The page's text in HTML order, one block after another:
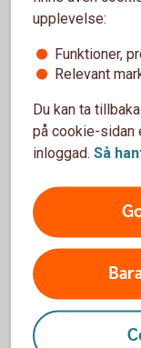
Så
SFDR
förhållanden.
MiFID /
lämpliga råd.
upplevelse:
Funktioner,
Relevant
Du kan ta
på cookie-sidan
inloggad. Så